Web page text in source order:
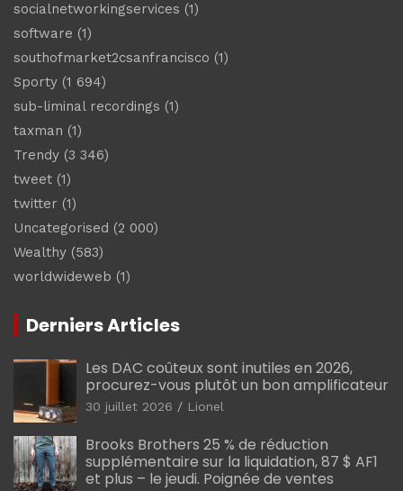
socialnetworkingservices (1)
software (1)
southofmarket2csanfrancisco (1)
Sporty (1 694)
sub-liminal recordings (1)
taxman (1)
Trendy (3 346)
tweet (1)
twitter (1)
Uncategorised (2 000)
Wealthy (583)
worldwideweb (1)
Derniers Articles
Les DAC coûteux sont inutiles en 2026,
procurez-vous plutôt un bon amplificateur
30 juillet 2026 Lionel
Brooks Brothers 25 % de réduction
supplémentaire sur la liquidation, 87 $ AF1
et plus – le jeudi. Poignée de ventes